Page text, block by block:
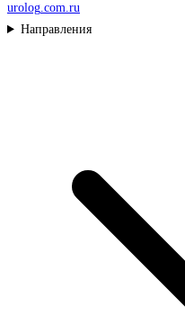
urolog.com.ru
Направления